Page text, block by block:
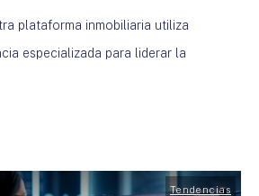
plataforma inmobiliaria utiliza
especializada para liderar la
Tendencias